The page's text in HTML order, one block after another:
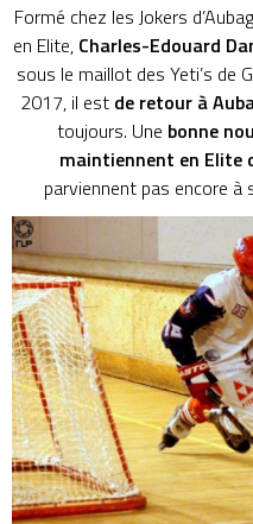
Formé chez les Jokers
en Elite, Charles-Edouard
sous le maillot des Yeti’s de
2017, il est de retour à
toujours. Une bonne
maintiennent en Elite
parviennent pas encore à